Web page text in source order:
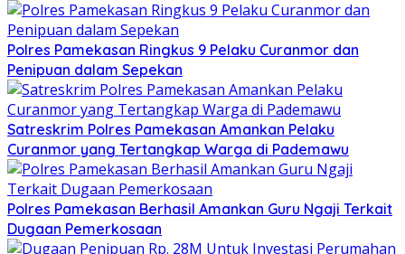
Polres Pamekasan Ringkus 9 Pelaku Curanmor dan
Penipuan dalam Sepekan
Satreskrim Polres Pamekasan Amankan Pelaku
Curanmor yang Tertangkap Warga di Pademawu
Polres Pamekasan Berhasil Amankan Guru Ngaji Terkait
Dugaan Pemerkosaan